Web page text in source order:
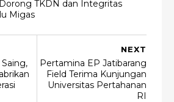
TKDN dan Integritas
Migas
NEXT
Pertamina EP Jatibarang
Field Terima Kunjungan
Universitas Pertahanan
RI